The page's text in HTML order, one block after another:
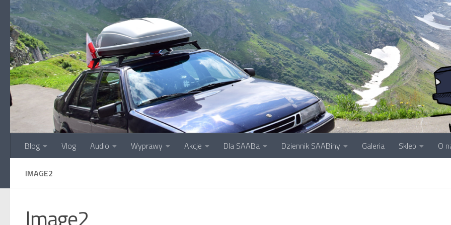
Przejdź do treści
Blog Vlog Audio Wyprawy Akcje Dla SAABa Dziennik SAABiny Galeria Sklep O
IMAGE2
Image2